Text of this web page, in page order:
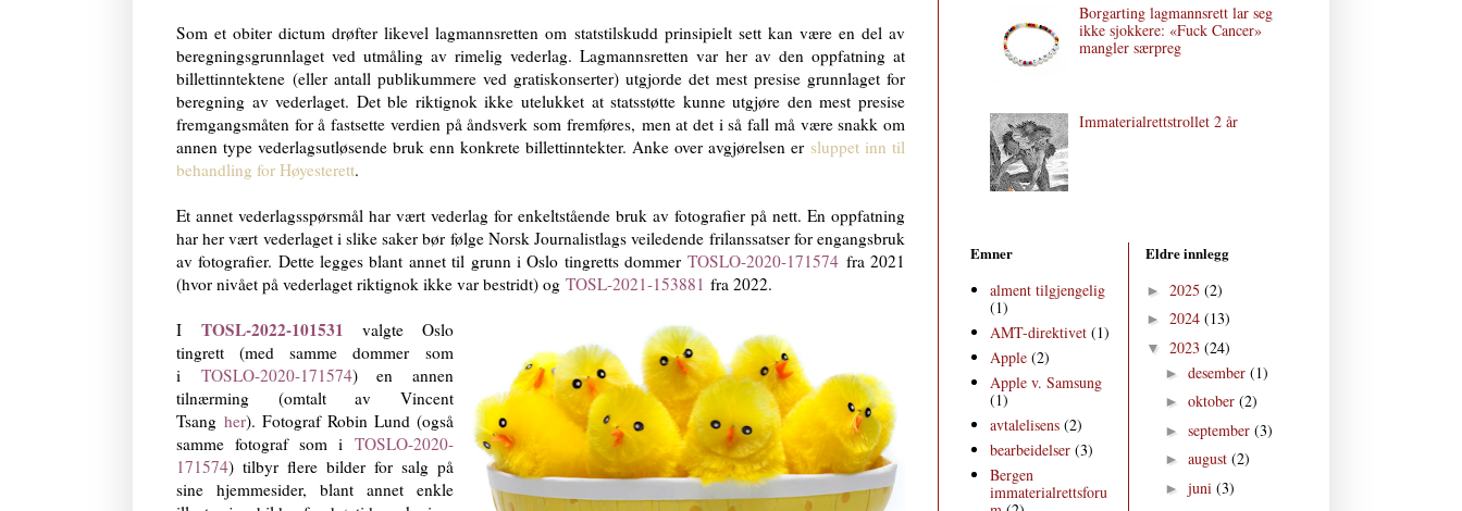
Som et obiter dictum drøfter likevel lagmannsretten om statstilskudd prinsipielt sett kan være en del av
beregningsgrunnlaget ved utmåling av rimelig vederlag. Lagmannsretten var her av den oppfatning at
billettinntektene (eller antall publikummere ved gratiskonserter) utgjorde det mest presise grunnlaget for
beregning av vederlaget. Det ble riktignok ikke utelukket at statsstøtte kunne utgjøre den mest presise
fremgangsmåten for å fastsette verdien på åndsverk som fremføres, men at det i så fall må være snakk om
annen type vederlagsutløsende bruk enn konkrete billettinntekter. Anke over avgjørelsen er sluppet inn til
behandling for Høyesterett.
Et annet vederlagsspørsmål har vært vederlag for enkeltstående bruk av fotografier på nett. En oppfatning
har her vært vederlaget i slike saker bør følge Norsk Journalistlags veiledende frilanssatser for engangsbruk
av fotografier. Dette legges blant annet til grunn i Oslo tingretts dommerTOSLO-2020-171574 fra 2021
(hvor nivået på vederlaget riktignok ikke var bestridt) og TOSL-2021-153881 fra 2022.
I TOSL-2022-101531 valgte Oslo
tingrett (med samme dommer som
i TOSLO-2020-171574) en annen
tilnærming (omtalt av Vincent
Tsang her). Fotograf Robin Lund (også
samme fotograf som i TOSLO-2020-
171574) tilbyr flere bilder for salg på
sine hjemmesider, blant annet enkle
Borgarting lagmannsrett lar seg
ikke sjokkere: «Fuck Cancer»
mangler særpreg
Immaterialrettstrollet 2 år
Emner
alment tilgjengelig
(1)
AMT-direktivet (1)
Apple (2)
Apple v. Samsung
(1)
avtalelisens (2)
bearbeidelser (3)
Bergen
immaterialrettsforu
Eldre innlegg
► 2025 (2)
► 2024 (13)
▼ 2023 (24)
► desember (1)
► oktober (2)
► september (3)
► august (2)
► juni (3)